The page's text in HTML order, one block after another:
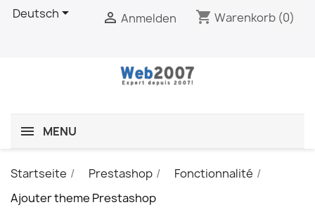
Deutsch  Anmelden shopping_cart Warenkorb (0)
MENU
Startseite Prestashop
Fonctionnalité
Ajouter theme Prestashop